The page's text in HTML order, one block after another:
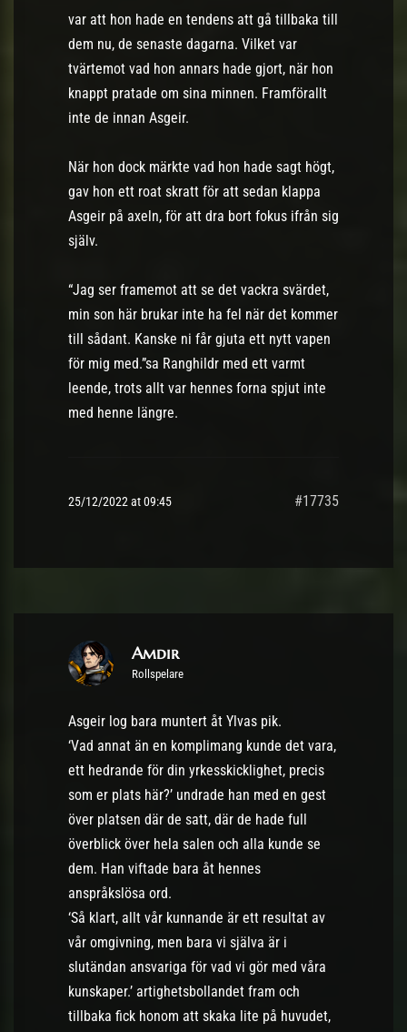
var att hon hade en tendens att gå tillbaka till
dem nu, de senaste dagarna. Vilket var
tvärtemot vad hon annars hade gjort, när hon
knappt pratade om sina minnen. Framförallt
inte de innan Asgeir.
När hon dock märkte vad hon hade sagt högt,
gav hon ett roat skratt för att sedan klappa
Asgeir på axeln, för att dra bort fokus ifrån sig
själv.
“Jag ser framemot att se det vackra svärdet,
min son här brukar inte ha fel när det kommer
till sådant. Kanske ni får gjuta ett nytt vapen
för mig med.”sa Ranghildr med ett varmt
leende, trots allt var hennes forna spjut inte
med henne längre.
25/12/2022 at 09:45 #17735
Amdir
Rollspelare
Asgeir log bara muntert åt Ylvas pik.
‘Vad annat än en komplimang kunde det vara,
ett hedrande för din yrkesskicklighet, precis
som er plats här?’ undrade han med en gest
över platsen där de satt, där de hade full
överblick över hela salen och alla kunde se
dem. Han viftade bara åt hennes
anspråkslösa ord.
‘Så klart, allt vår kunnande är ett resultat av
vår omgivning, men bara vi själva är i
slutändan ansvariga för vad vi gör med våra
kunskaper.’ artighetsbollandet fram och
tillbaka fick honom att skaka lite på huvudet,